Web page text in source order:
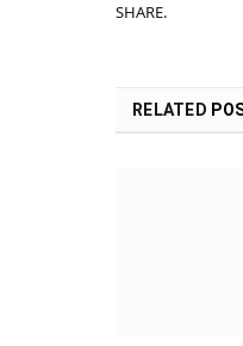
SHARE.
RELATED